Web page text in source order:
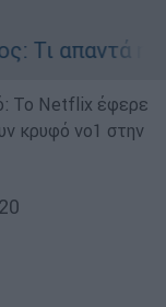
Τι απαντά η
Το Netflix έφερε
κρυφό νο1 στην